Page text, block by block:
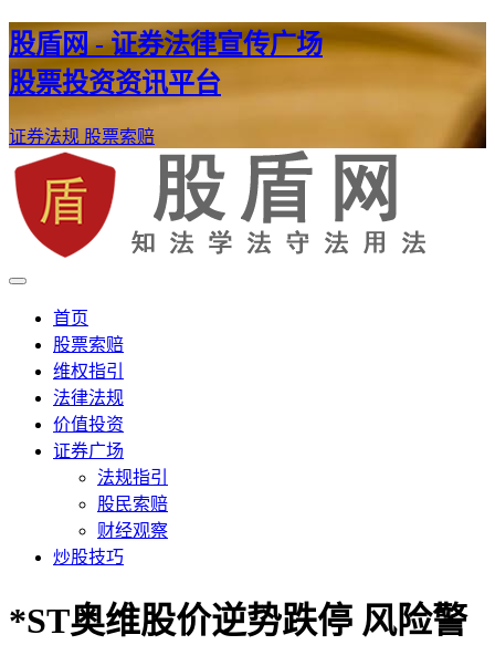
股盾网 - 证券法律宣传广场
股票投资资讯平台
证券法规 股票索赔
股盾网
证券股票维权网
首页
股票索赔
维权指引
法律法规
价值投资
证券广场
法规指引
股民索赔
财经观察
炒股技巧
*ST奥维股价逆势跌停 风险警